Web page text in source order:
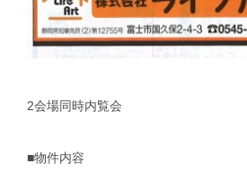
2会場同時内覧会
■物件内容